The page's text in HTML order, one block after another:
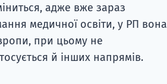
адже вже зараз
медичної освіти, у РП вона
при цьому не
й інших напрямів.